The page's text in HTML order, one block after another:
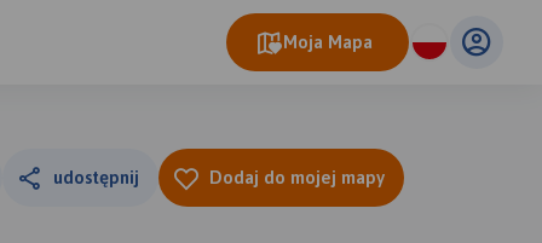
Moja Mapa
udostępnij Dodaj do mojej mapy